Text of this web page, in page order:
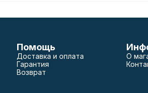
Помощь
Доставка и оплата
Гарантия
Возврат
О